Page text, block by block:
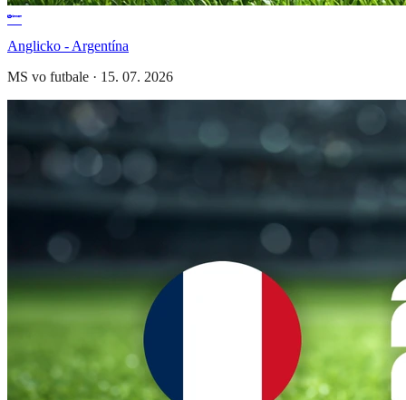
Anglicko - Argentína
MS vo futbale · 15. 07. 2026